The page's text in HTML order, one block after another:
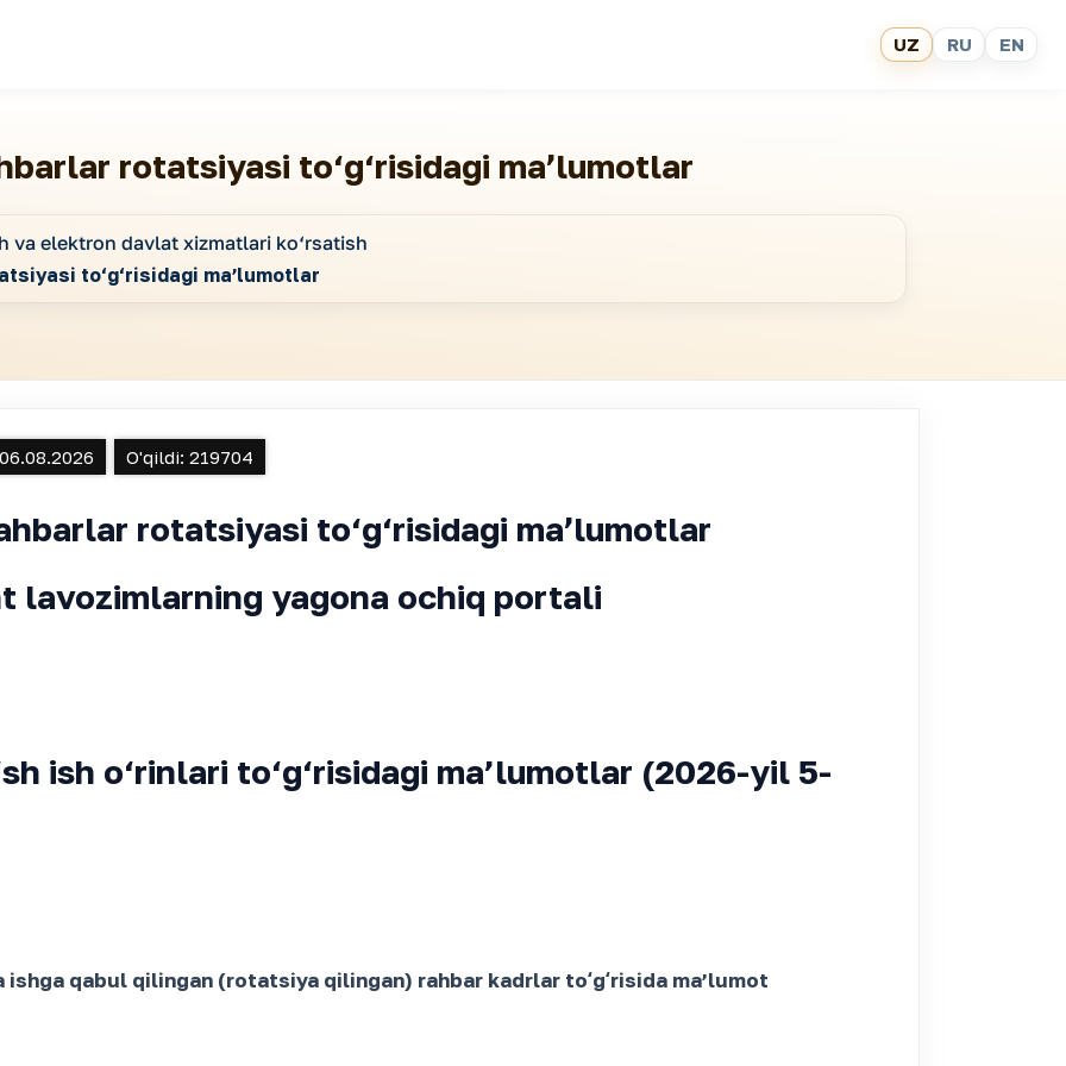
UZ RU EN
rotatsiyasi to‘g‘risidagi maʼlumotlar
elektron davlat xizmatlari ko‘rsatish
to‘g‘risidagi maʼlumotlar
06.08.2026 O'qildi: 219704
rotatsiyasi to‘g‘risidagi maʼlumotlar
lavozimlarning yagona ochiq portali
ish o‘rinlari to‘g‘risidagi ma’lumotlar (2026-yil 5-
ishga qabul qilingan (rotatsiya qilingan) rahbar kadrlar toʻgʻrisida maʼlumot